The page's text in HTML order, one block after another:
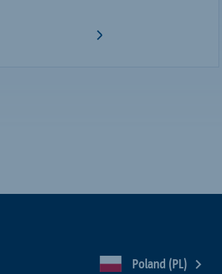
Poland (PL)